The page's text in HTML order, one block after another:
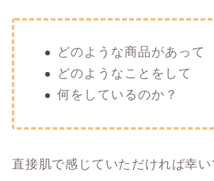
どのような商品があって
どのようなことをして
何をしているのか？
直接肌で感じていただければ幸い